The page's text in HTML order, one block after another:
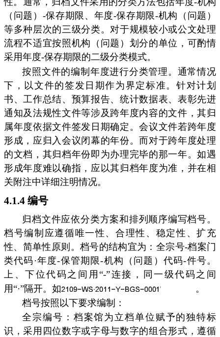
（问题）-保存期限、年度-保存期限-机构（问题）
等多种层次的三级分类。对于规模较小或公文处理
流程不适宜按照机构（问题）划分的单位，可酌情
采用年度-保存期限的二级分类模式。
按照文件的编制年度进行分类管理。通常情况
下，以文件的签发日期作为界定标准。针对计划
书、工作总结、预算报告、统计数据表、表彰先进
通知及法规性文件等涉及跨年度内容的文件，其归
属年度依据文件签发日期确定。会议文件若跨年度
形成，应归入会议闭幕的年份。而对于跨年度处理
的文档，其归档年份即为办理完毕的那一年。如遇
形成年度难以确指，应以其归档年度为准，并在相
关附注中详细注明情况。
4.1.4 编号
归档文件应依分类方案和排列顺序编写档号。
档号编制应遵循唯一性、合理性、稳定性、扩充
性、简单性原则。档号的结构宜为：全宗号-档案门
类代码·年度-保管期限-机构（问题）代码-件号。
上、下位代码之间用“-”连接，同一级代码之间
用“·”隔开。如
。
档号按照以下要求编制：
全宗编号：档案馆为立档单位赋予的独特标
识，采用四位数字或字母与数字的组合形式，遵循